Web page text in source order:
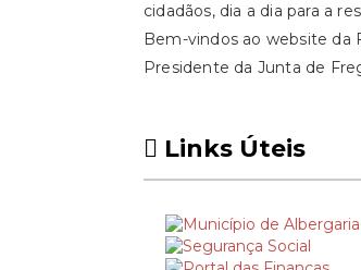
cidadãos, dia a dia para a
Bem-vindos ao website da
Presidente da Junta de
Links Úteis